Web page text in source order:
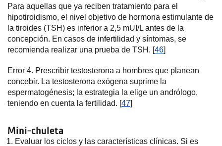
Para aquellas que ya reciben tratamiento para el
hipotiroidismo, el nivel objetivo de hormona estimulante de
la tiroides (TSH) es inferior a 2,5 mUI/L antes de la
concepción. En casos de infertilidad y síntomas, se
recomienda realizar una prueba de TSH. [46]
Error 4. Prescribir testosterona a hombres que planean
concebir. La testosterona exógena suprime la
espermatogénesis; la estrategia la elige un andrólogo,
teniendo en cuenta la fertilidad. [47]
Mini-chuleta
Evaluar los ciclos y las características clínicas. Si es